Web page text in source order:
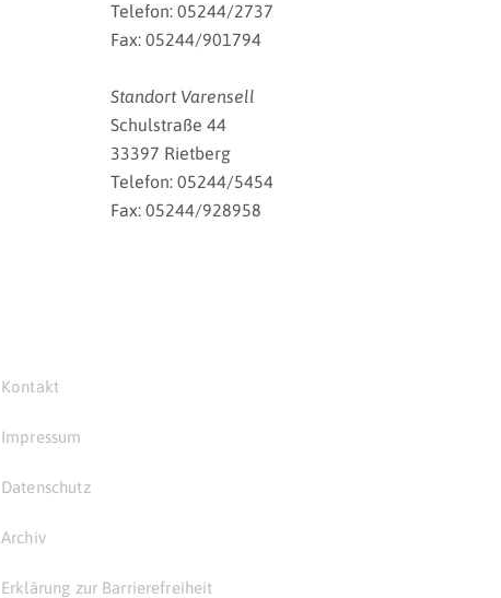
Telefon: 05244/2737
Fax: 05244/901794
Standort Varensell
Schulstraße 44
33397 Rietberg
Telefon: 05244/5454
Fax: 05244/928958
Kontakt
Impressum
Datenschutz
Archiv
Erklärung zur Barrierefreiheit